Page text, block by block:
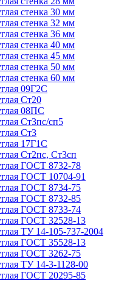
стенка 30 мм
стенка 32 мм
стенка 36 мм
стенка 40 мм
стенка 45 мм
стенка 50 мм
стенка 60 мм
09Г2С
Ст20
08ПС
Ст3пс/сп5
Ст3
17Г1С
Ст2пс, Ст3сп
ГОСТ 8732-78
ГОСТ 10704-91
ГОСТ 8734-75
ГОСТ 8732-85
ГОСТ 8733-74
ГОСТ 32528-13
ТУ 14-105-737-2004
ГОСТ 35528-13
ГОСТ 3262-75
ТУ 14-3-1128-00
ГОСТ 20295-85